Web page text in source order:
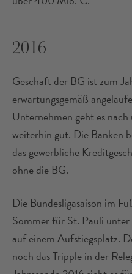
2016
Geschäft der BG ist zum
erwartungsgemäß
Unternehmen geht es
weiterhin gut. Die Banken
das gewerbliche
ohne die BG.
Die Bundesligasaison im
Sommer für St. Pauli
auf einem Aufstiegsplatz.
noch das Tripple in der